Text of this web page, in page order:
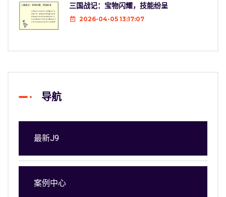
三国战记：宝物闪耀，技能纷呈
2026-04-05 13:17:07
导航
最新J9
案例中心